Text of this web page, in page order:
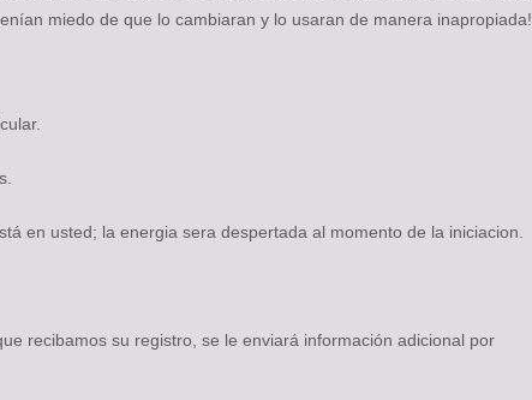
miedo de que lo cambiaran y lo usaran de manera inapropiada!
en usted; la energia sera despertada al momento de la iniciacion.
recibamos su registro, se le enviará información adicional por